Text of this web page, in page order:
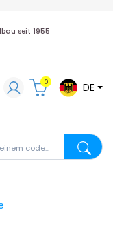
seit 1955
einem
Suche
0 DE